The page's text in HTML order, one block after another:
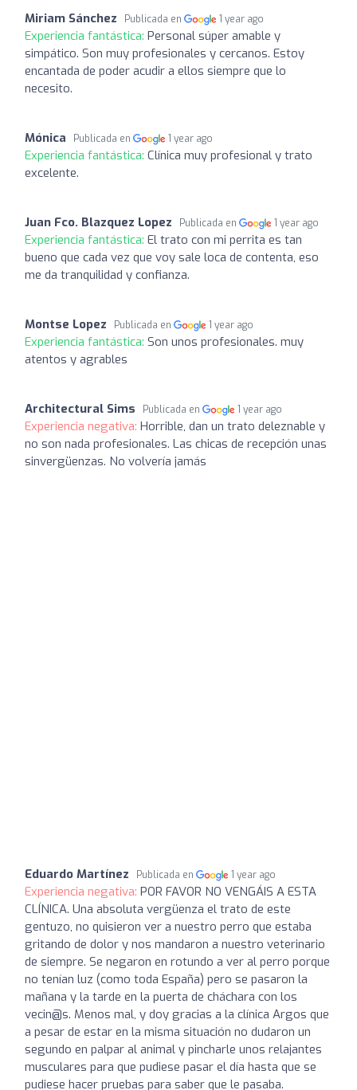
Miriam Sánchez Publicada en 1 year ago
Experiencia fantástica: Personal súper amable y
simpático. Son muy profesionales y cercanos. Estoy
encantada de poder acudir a ellos siempre que lo
necesito.
Mónica Publicada en 1 year ago
Experiencia fantástica: Clínica muy profesional y trato
excelente.
Juan Fco. Blazquez Lopez Publicada en 1 year ago
Experiencia fantástica: El trato con mi perrita es tan
bueno que cada vez que voy sale loca de contenta, eso
me da tranquilidad y confianza.
Montse Lopez Publicada en 1 year ago
Experiencia fantástica: Son unos profesionales. muy
atentos y agrables
Architectural Sims Publicada en 1 year ago
Experiencia negativa: Horrible, dan un trato deleznable y
no son nada profesionales. Las chicas de recepción unas
sinvergüenzas. No volvería jamás
Eduardo Martínez Publicada en 1 year ago
Experiencia negativa: POR FAVOR NO VENGÁIS A ESTA
CLÍNICA. Una absoluta vergüenza el trato de este
gentuzo, no quisieron ver a nuestro perro que estaba
gritando de dolor y nos mandaron a nuestro veterinario
de siempre. Se negaron en rotundo a ver al perro porque
no tenían luz (como toda España) pero se pasaron la
mañana y la tarde en la puerta de cháchara con los
vecin@s. Menos mal, y doy gracias a la clínica Argos que
a pesar de estar en la misma situación no dudaron un
segundo en palpar al animal y pincharle unos relajantes
musculares para que pudiese pasar el día hasta que se
pudiese hacer pruebas para saber que le pasaba.